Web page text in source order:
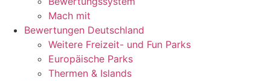
Mach mit
Bewertungen Deutschland
Weitere Freizeit- und Fun Parks
Europäische Parks
Thermen & Islands